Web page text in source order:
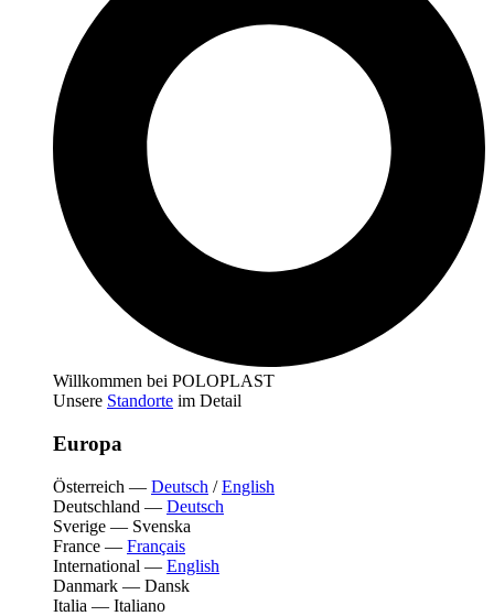
Willkommen bei POLOPLAST
Unsere Standorte im Detail
Europa
Österreich — Deutsch /English
Deutschland — Deutsch
Sverige — Svenska
France — Français
International — English
Danmark — Dansk
Italia — Italiano